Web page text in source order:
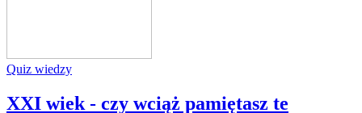
Quiz wiedzy
XXI wiek - czy wciąż pamiętasz te